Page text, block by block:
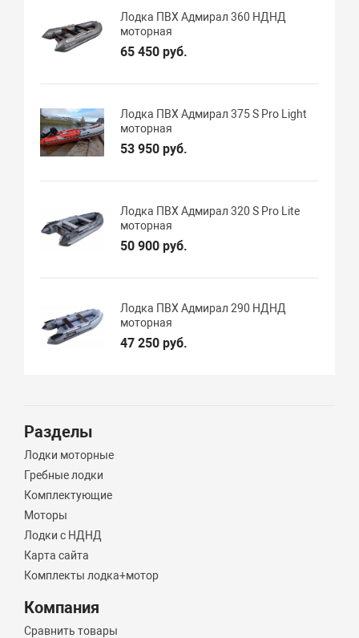
Лодка ПВХ Адмирал 360 НДНД
моторная
65 450 руб.
Лодка ПВХ Адмирал 375 S Pro Light
моторная
53 950 руб.
Лодка ПВХ Адмирал 320 S Pro Lite
моторная
50 900 руб.
Лодка ПВХ Адмирал 290 НДНД
моторная
47 250 руб.
Разделы
Лодки моторные
Гребные лодки
Комплектующие
Моторы
Лодки с НДНД
Карта сайта
Комплекты лодка+мотор
Компания
Сравнить товары